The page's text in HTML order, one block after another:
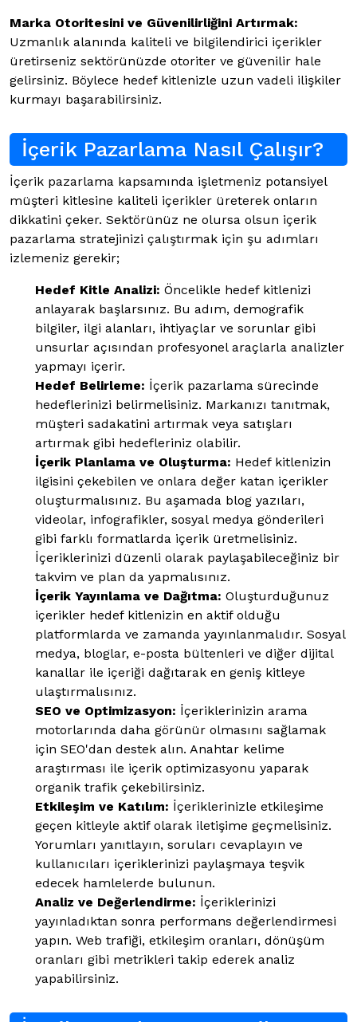
Marka Otoritesini ve Güvenilirliğini Artırmak:
Uzmanlık alanında kaliteli ve bilgilendirici içerikler
üretirseniz sektörünüzde otoriter ve güvenilir hale
gelirsiniz. Böylece hedef kitlenizle uzun vadeli ilişkiler
kurmayı başarabilirsiniz.
İçerik Pazarlama Nasıl Çalışır?
İçerik pazarlama kapsamında işletmeniz potansiyel
müşteri kitlesine kaliteli içerikler üreterek onların
dikkatini çeker. Sektörünüz ne olursa olsun içerik
pazarlama stratejinizi çalıştırmak için şu adımları
izlemeniz gerekir;
Hedef Kitle Analizi: Öncelikle hedef kitlenizi
anlayarak başlarsınız. Bu adım, demografik
bilgiler, ilgi alanları, ihtiyaçlar ve sorunlar gibi
unsurlar açısından profesyonel araçlarla analizler
yapmayı içerir.
Hedef Belirleme: İçerik pazarlama sürecinde
hedeflerinizi belirmelisiniz. Markanızı tanıtmak,
müşteri sadakatini artırmak veya satışları
artırmak gibi hedefleriniz olabilir.
İçerik Planlama ve Oluşturma: Hedef kitlenizin
ilgisini çekebilen ve onlara değer katan içerikler
oluşturmalısınız. Bu aşamada blog yazıları,
videolar, infografikler, sosyal medya gönderileri
gibi farklı formatlarda içerik üretmelisiniz.
İçeriklerinizi düzenli olarak paylaşabileceğiniz bir
takvim ve plan da yapmalısınız.
İçerik Yayınlama ve Dağıtma: Oluşturduğunuz
içerikler hedef kitlenizin en aktif olduğu
platformlarda ve zamanda yayınlanmalıdır. Sosyal
medya, bloglar, e-posta bültenleri ve diğer dijital
kanallar ile içeriği dağıtarak en geniş kitleye
ulaştırmalısınız.
SEO ve Optimizasyon: İçeriklerinizin arama
motorlarında daha görünür olmasını sağlamak
için SEO'dan destek alın. Anahtar kelime
araştırması ile içerik optimizasyonu yaparak
organik trafik çekebilirsiniz.
Etkileşim ve Katılım: İçeriklerinizle etkileşime
geçen kitleyle aktif olarak iletişime geçmelisiniz.
Yorumları yanıtlayın, soruları cevaplayın ve
kullanıcıları içeriklerinizi paylaşmaya teşvik
edecek hamlelerde bulunun.
Analiz ve Değerlendirme: İçeriklerinizi
yayınladıktan sonra performans değerlendirmesi
yapın. Web trafiği, etkileşim oranları, dönüşüm
oranları gibi metrikleri takip ederek analiz
yapabilirsiniz.